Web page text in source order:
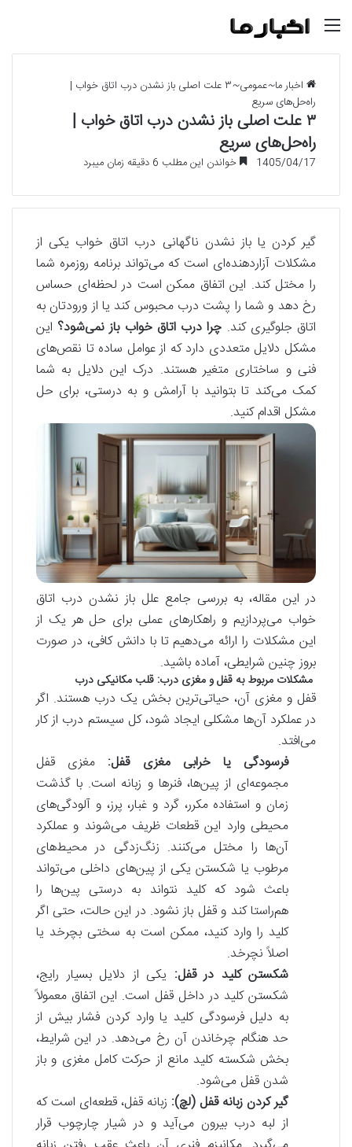
اخبار ما~عمومی~
۳ علت اصلی باز نشدن درب اتاق خواب |
راه‌حل‌های سریع
۳ علت اصلی باز نشدن درب اتاق خواب |
راه‌حل‌های سریع
1405/04/17 خواندن این مطلب 6 دقیقه زمان میبرد
گیر کردن یا باز نشدن ناگهانی درب اتاق خواب یکی از
مشکلات آزاردهنده‌ای است که می‌تواند برنامه روزمره شما
را مختل کند. این اتفاق ممکن است در لحظه‌ای حساس
رخ دهد و شما را پشت درب محبوس کند یا از ورودتان به
اتاق جلوگیری کند. چرا درب اتاق خواب باز نمی‌شود؟ این
مشکل دلایل متعددی دارد که از عوامل ساده تا نقص‌های
فنی و ساختاری متغیر هستند. درک این دلایل به شما
کمک می‌کند تا بتوانید با آرامش و به درستی، برای حل
مشکل اقدام کنید.
در این مقاله، به بررسی جامع علل باز نشدن درب اتاق
خواب می‌پردازیم و راهکارهای عملی برای حل هر یک از
این مشکلات را ارائه می‌دهیم تا با دانش کافی، در صورت
بروز چنین شرایطی، آماده باشید.
مشکلات مربوط به قفل و مغزی درب: قلب مکانیکی درب
قفل و مغزی آن، حیاتی‌ترین بخش یک درب هستند. اگر
در عملکرد آن‌ها مشکلی ایجاد شود، کل سیستم درب از کار
می‌افتد.
فرسودگی یا خرابی مغزی قفل: مغزی قفل
مجموعه‌ای از پین‌ها، فنرها و زبانه است. با گذشت
زمان و استفاده مکرر، گرد و غبار، پرز، و آلودگی‌های
محیطی وارد این قطعات ظریف می‌شوند و عملکرد
آن‌ها را مختل می‌کنند. زنگ‌زدگی در محیط‌های
مرطوب یا شکستن یکی از پین‌های داخلی می‌تواند
باعث شود که کلید نتواند به درستی پین‌ها را
هم‌راستا کند و قفل باز نشود. در این حالت، حتی اگر
کلید را وارد کنید، ممکن است به سختی بچرخد یا
اصلاً نچرخد.
شکستن کلید در قفل: یکی از دلایل بسیار رایج،
شکستن کلید در داخل قفل است. این اتفاق معمولاً
به دلیل فرسودگی کلید یا وارد کردن فشار بیش از
حد هنگام چرخاندن آن رخ می‌دهد. در این شرایط،
بخش شکسته کلید مانع از حرکت کامل مغزی و باز
شدن قفل می‌شود.
گیر کردن زبانه قفل (لچ): زبانه قفل، قطعه‌ای است که
از لبه درب بیرون می‌آید و در شیار چارچوب قرار